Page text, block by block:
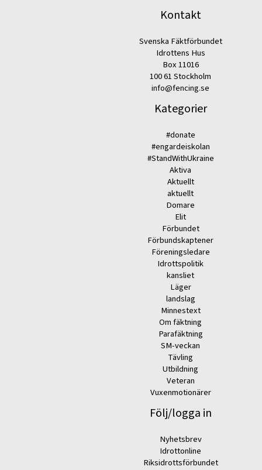
Kontakt
Svenska Fäktförbundet
Idrottens Hus
Box 11016
100 61 Stockholm
info@fencing.se
Kategorier
#donate
#engardeiskolan
#StandWithUkraine
Aktiva
Aktuellt
aktuellt
Domare
Elit
Förbundet
Förbundskaptener
Föreningsledare
Idrottspolitik
kansliet
Läger
landslag
Minnestext
Om fäktning
Parafäktning
SM-veckan
Tävling
Utbildning
Veteran
Vuxenmotionärer
Följ/logga in
Nyhetsbrev
Idrottonline
Riksidrottsförbundet